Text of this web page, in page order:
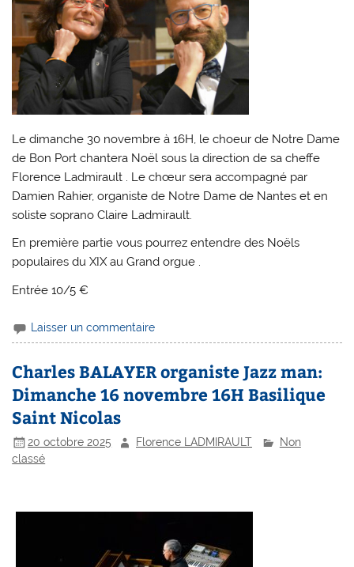
Le dimanche 30 novembre à 16H, le choeur de Notre Dame
de Bon Port chantera Noël sous la direction de sa cheffe
Florence Ladmirault . Le chœur sera accompagné par
Damien Rahier, organiste de Notre Dame de Nantes et en
soliste soprano Claire Ladmirault.
En première partie vous pourrez entendre des Noëls
populaires du XIX au Grand orgue .
Entrée 10/5 €
Laisser un commentaire
Charles BALAYER organiste Jazz man:
Dimanche 16 novembre 16H Basilique
Saint Nicolas
20 octobre 2025 Florence LADMIRAULT
Non
classé